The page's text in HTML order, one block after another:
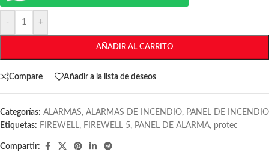
- +
AÑADIR AL CARRITO
Compare Añadir a la lista de deseos
Categorías: ALARMAS, ALARMAS DE INCENDIO, PANEL DE INCENDIO
Etiquetas: FIREWELL, FIREWELL 5, PANEL DE ALARMA, protec
Compartir: